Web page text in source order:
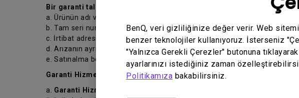
BenQ, veri gizliliğinize değer verir. Web
benzer teknolojiler kullanıyoruz. İsterseniz
"Yalnızca Gerekli Çerezler" butonuna
ayarlarınızı istediğiniz zaman
Politikamıza bakabilirsiniz.
Bir garanti talebi başlatmadan önce, lütfen aşağıda belirtilen bilgileri
a. Ürünün adı veya model numarası;
b. Tam seri numarası;
c. İrtibat adresiniz, e-postanız, telefon ve faks numaralarınız;
d. Arızanın ayrıntılı açıklaması ve
e. Satınalma belgesi.
Garanti Hizmeti Almak İçin.
a. Garanti Hizmeti
: Garanti hizmeti almak için, ürünü tamir için bir BenQ